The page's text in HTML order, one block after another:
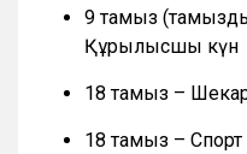
9 тамыз
Құрылысшы күн
18 тамыз –
18 тамыз – Спорт